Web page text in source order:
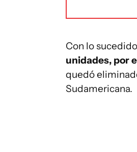
Con lo
unidades, por
quedó
Sudamericana.